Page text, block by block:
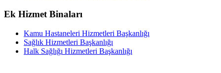
Ek Hizmet Binaları
Kamu Hastaneleri Hizmetleri Başkanlığı
Sağlık Hizmetleri Başkanlığı
Halk Sağlığı Hizmetleri Başkanlığı